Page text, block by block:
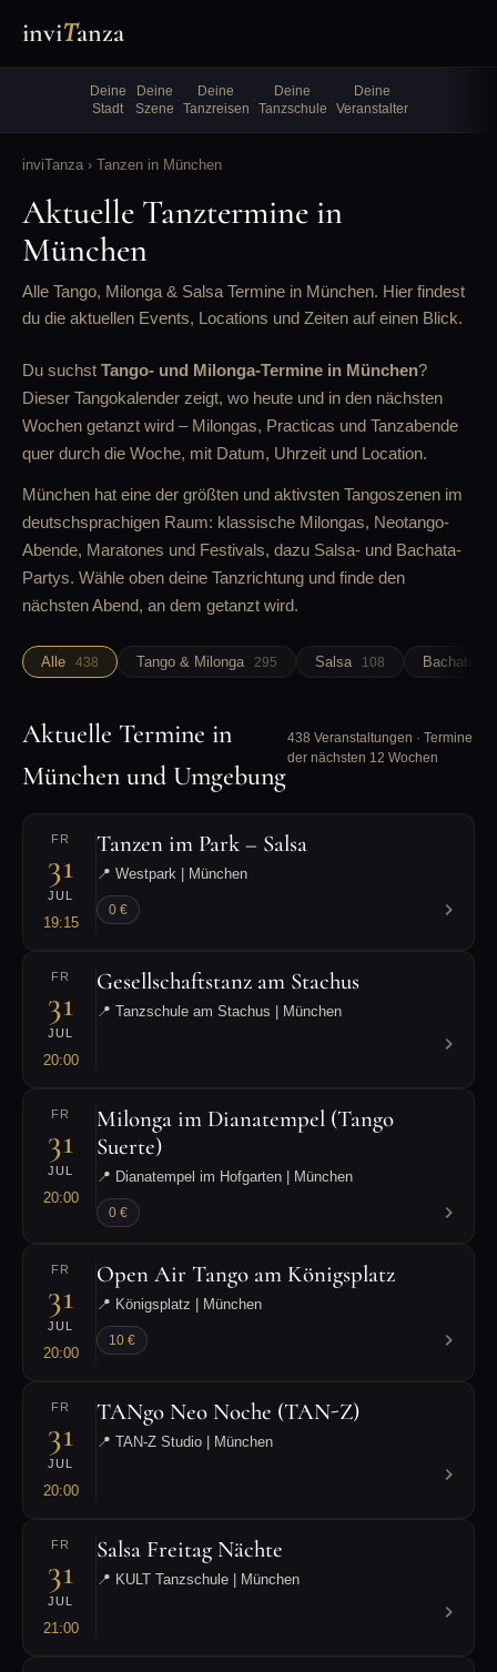
inviTanza
Deine
Stadt
Deine
Szene
Deine
Tanzreisen
Deine
Tanzschule
Deine
Veranstalter
inviTanza › Tanzen in München
Aktuelle Tanztermine in
München
Alle Tango, Milonga & Salsa Termine in München. Hier findest
du die aktuellen Events, Locations und Zeiten auf einen Blick.
Du suchst Tango- und Milonga-Termine in München?
Dieser Tangokalender zeigt, wo heute und in den nächsten
Wochen getanzt wird – Milongas, Practicas und Tanzabende
quer durch die Woche, mit Datum, Uhrzeit und Location.
München hat eine der größten und aktivsten Tangoszenen im
deutschsprachigen Raum: klassische Milongas, Neotango-
Abende, Maratones und Festivals, dazu Salsa- und Bachata-
Partys. Wähle oben deine Tanzrichtung und finde den
nächsten Abend, an dem getanzt wird.
Alle 438 Tango & Milonga 295 Salsa 108 Bachata
Aktuelle Termine in
München und Umgebung
438 Veranstaltungen · Termine
der nächsten 12 Wochen
FR
31
JUL
19:15
Tanzen im Park – Salsa
📍 Westpark | München
0 €
FR
31
JUL
20:00
Gesellschaftstanz am Stachus
📍 Tanzschule am Stachus | München
FR
31
JUL
20:00
Milonga im Dianatempel (Tango
Suerte)
📍 Dianatempel im Hofgarten | München
0 €
FR
31
JUL
20:00
Open Air Tango am Königsplatz
📍 Königsplatz | München
10 €
FR
31
JUL
20:00
TANgo Neo Noche (TAN-Z)
📍 TAN-Z Studio | München
FR
31
JUL
21:00
Salsa Freitag Nächte
📍 KULT Tanzschule | München